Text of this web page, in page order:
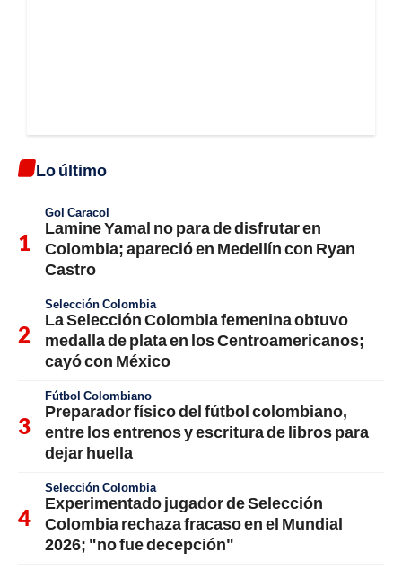
Lo último
Gol Caracol
Lamine Yamal no para de disfrutar en
Colombia; apareció en Medellín con Ryan
Castro
Selección Colombia
La Selección Colombia femenina obtuvo
medalla de plata en los Centroamericanos;
cayó con México
Fútbol Colombiano
Preparador físico del fútbol colombiano,
entre los entrenos y escritura de libros para
dejar huella
Selección Colombia
Experimentado jugador de Selección
Colombia rechaza fracaso en el Mundial
2026; "no fue decepción"